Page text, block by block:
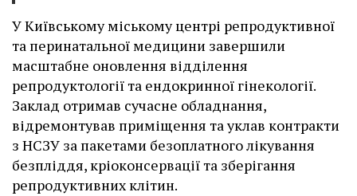
У Київському міському центрі репродуктивної
та перинатальної медицини завершили
масштабне оновлення відділення
репродуктології та ендокринної гінекології.
Заклад отримав сучасне обладнання,
відремонтував приміщення та уклав контракти
з НСЗУ за пакетами безоплатного лікування
безпліддя, кріоконсервації та зберігання
репродуктивних клітин.